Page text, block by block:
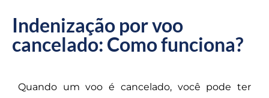
Indenização por voo
cancelado: Como funciona?
Quando um voo é cancelado, você pode ter